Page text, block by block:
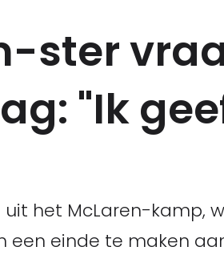
ster
"Ik
uit het McLaren-kamp,
einde te maken